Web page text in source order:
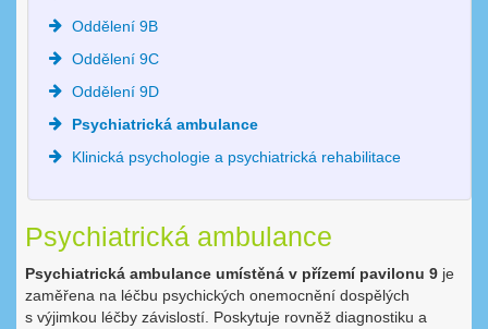
Oddělení 9B
Oddělení 9C
Oddělení 9D
Psychiatrická ambulance
Klinická psychologie a psychiatrická rehabilitace
Psychiatrická ambulance
Psychiatrická ambulance umístěná v přízemí pavilonu 9 je
zaměřena na léčbu psychických onemocnění dospělých
s výjimkou léčby závislostí. Poskytuje rovněž diagnostiku a